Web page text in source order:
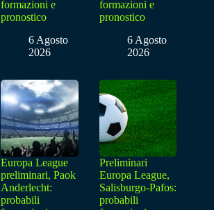
formazioni e
pronostico
6 Agosto
2026
formazioni e
pronostico
6 Agosto
2026
Europa League
preliminari, Paok
Anderlecht:
probabili
Preliminari
Europa League,
Salisburgo-Pafos:
probabili